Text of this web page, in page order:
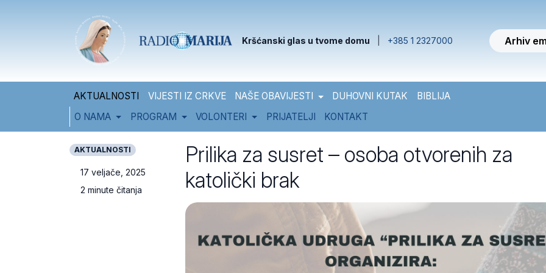
Kršćanski glas u tvome domu +385 1 2327000 Arhiv
AKTUALNOSTI VIJESTI IZ CRKVE NAŠE OBAVIJESTI DUHOVNI KUTAK
BIBLIJA
O NAMA
PROGRAM VOLONTERI PRIJATELJI KONTAKT
AKTUALNOSTI
17 veljače, 2025
2 minute čitanja
Prilika za susret – osoba otvorenih za
katolički brak